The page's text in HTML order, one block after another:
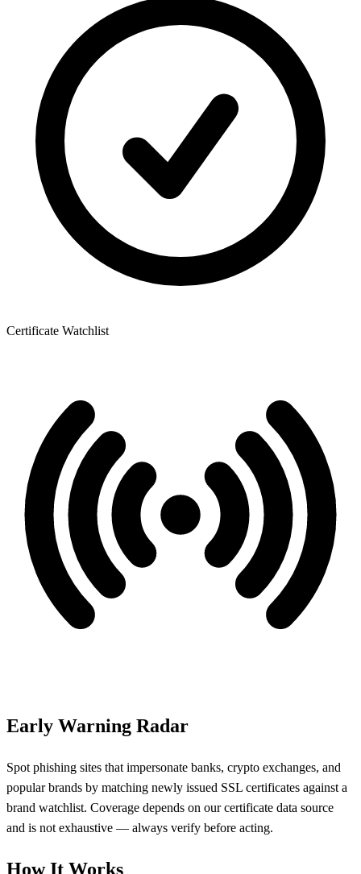
Certificate Watchlist
Early Warning Radar
Spot phishing sites that impersonate banks, crypto exchanges, and
popular brands by matching newly issued SSL certificates against a
brand watchlist. Coverage depends on our certificate data source
and is not exhaustive — always verify before acting.
How It Works